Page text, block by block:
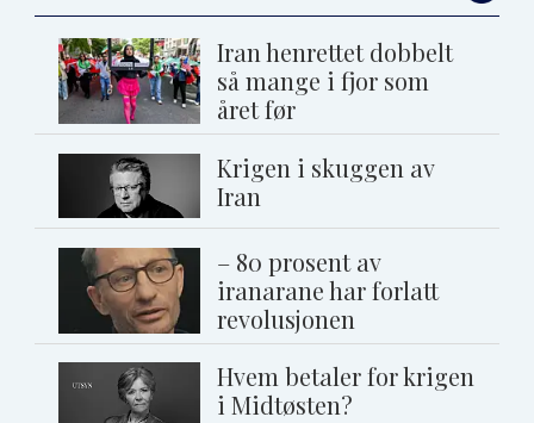
Iran henrettet dobbelt
så mange i fjor som
året før
Krigen i skuggen av
Iran
– 80 prosent av
iranarane har forlatt
revolusjonen
Hvem betaler for krigen
i Midtøsten?